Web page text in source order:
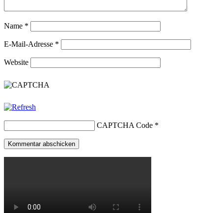
Name *
E-Mail-Adresse *
Website
CAPTCHA Code *